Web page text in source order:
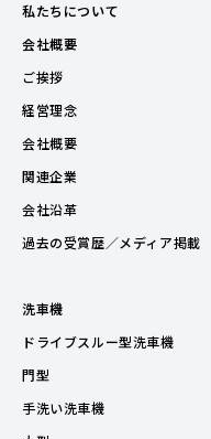
私たちについて
会社概要
ご挨拶
経営理念
会社概要
関連企業
会社沿革
過去の受賞歴／メディア掲載
洗車機
ドライブスルー型洗車機
門型
手洗い洗車機